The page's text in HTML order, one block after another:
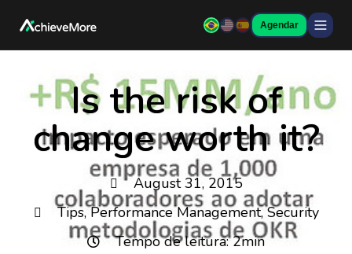
Agendar
Is the risk of
change worth it?
August 31, 2015
Tips,Performance Management,Security
Tempo de leitura: 2min